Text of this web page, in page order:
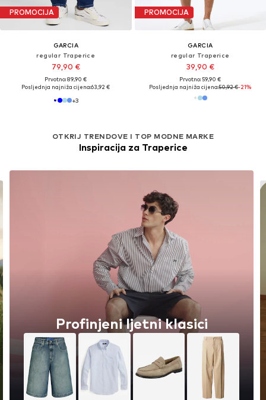
PROMOCIJA
GARCIA
regular Traperice
79,90 €
Prvotno: 89,90 €
Posljednja najniža cijena:63,92 €
+3
OTKRIJ TRENDOVE I TOP MODNE MARKE
Inspiracija za Traperice
ljetni klasici
PROMOCIJA
GARCIA
regular Traperice
39,90 €
Prvotno: 59,90 €
Posljednja najniža cijena:50,92 €-21%